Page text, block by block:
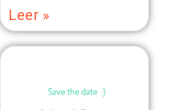
Leer »